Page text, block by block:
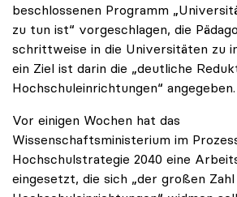
beschlossenen Programm
zu tun ist“ vorgeschlagen, die
schrittweise in die Universitäten zu
ein Ziel ist darin die „deutliche
Hochschuleinrichtungen“ angegeben.
Vor einigen Wochen hat das
Wissenschaftsministerium im
Hochschulstrategie 2040 eine
eingesetzt, die sich „der großen